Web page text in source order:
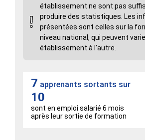
établissement ne sont pas
produire des statistiques. Les
présentées sont celles sur la
niveau national, qui peuvent
établissement à l'autre.
7 apprenants sortants sur
10
sont en emploi salarié 6 mois
après leur sortie de formation